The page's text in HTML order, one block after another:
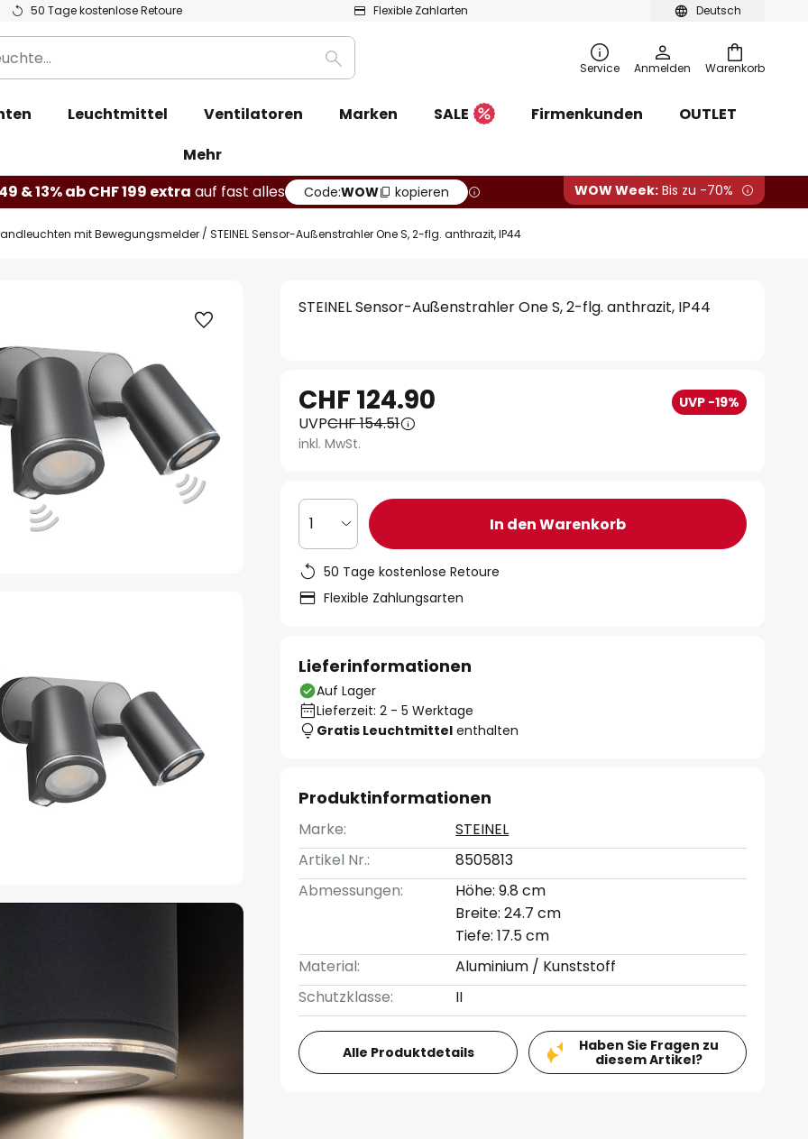
Deutsch
50 Tage kostenlose Retoure Flexible Zahlarten
Warenkorb
Suche Service Anmelden
Leuchtmittel Ventilatoren Marken SALE Firmenkunden
OUTLET
Mehr
& 13% ab CHF 199 extra auf fast alles Code:WOW kopieren WOW Week: Bis zu -70%
mit Bewegungsmelder STEINEL Sensor-Außenstrahler One S, 2-flg. anthrazit, IP44
STEINEL Sensor-Außenstrahler One S, 2-flg. anthrazit, IP44
CHF 124.90 UVP -19%
UVPCHF 154.51
inkl. MwSt.
1 In den Warenkorb
50 Tage kostenlose Retoure
Flexible Zahlungsarten
Lieferinformationen
Auf Lager
Lieferzeit: 2 - 5 Werktage
Gratis Leuchtmittel enthalten
Produktinformationen
Marke:
STEINEL
Artikel Nr.:
8505813
Abmessungen:
Höhe: 9.8 cm
Breite: 24.7 cm
Tiefe: 17.5 cm
Material:
Aluminium / Kunststoff
Schutzklasse:
II
Alle Produktdetails
Haben Sie Fragen zu
diesem Artikel?